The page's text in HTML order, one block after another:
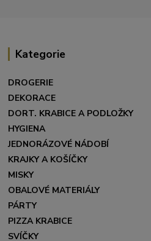
Kategorie
DROGERIE
DEKORACE
DORT. KRABICE A PODLOŽKY
HYGIENA
JEDNORÁZOVÉ NÁDOBÍ
KRAJKY A KOŠÍČKY
MISKY
OBALOVÉ MATERIÁLY
PÁRTY
PIZZA KRABICE
SVÍČKY